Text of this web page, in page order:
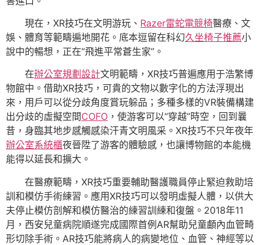
現在，XR技巧在文明游玩、 Razer雷蛇電競椅醫療、文
娛、體育等範疇遍地開花。底本逗留在科幻久坐椅子推薦小
說中的暢想，正在“飛進平常蒼生家”。
在辦公室規劃設計文明範疇，XR技巧普遍應用于浩繁博
物館中。借助XR技巧，可貴的文物以數字化的方法浮現出
來，用戶可以從分歧角度賞玩躲品；多種多樣的VR裝備構建
出分歧的虛擬空間COFO ，使游客可以“穿越”時空，回到曩
昔，身臨其地步感觸感染汗青文明風采。XR技巧不只年夜年
辦公室系統櫃夜晉陞了游客的體驗感，也讓博物館的本能機
能得以延長和擴大。
在醫療範疇，XR技巧重要輔助醫護職員停止緊迫救助培
訓和模仿手術練習。應用XR技巧可以發明虛擬人體，以供大
夫停止模仿剖解和模仿醫治的練習訓練和復盤。2018年11
月，西安兒童病院順遂完成國際首例AR幫助兒童顱內血管畸
形切除手術。AR技巧能將病人的病變地位、血管、神經等以